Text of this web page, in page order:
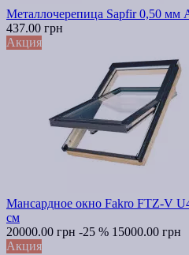
Металлочерепица Sapfir 0,50 мм
437.00 грн
Акция
Мансардное окно Fakro FTZ-V
см
20000.00 грн -25 % 15000.00 грн
Акция